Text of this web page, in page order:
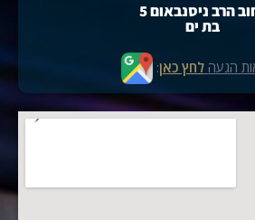
הרב ניסנבאום 5
בת ים
הגעהלחץ כאן: